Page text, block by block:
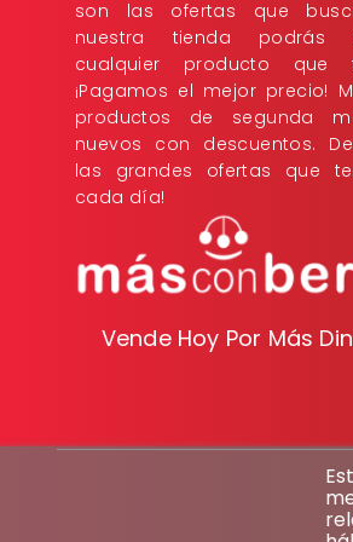
son las ofertas que
nuestra tienda podrás
cualquier producto que
¡Pagamos el mejor precio!
productos de segunda
nuevos con descuentos.
las grandes ofertas que
cada día!
Vende Hoy Por Más